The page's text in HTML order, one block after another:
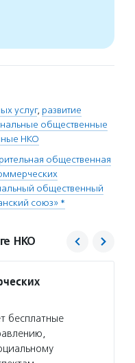
услуг, развитие
общественные
НКО
общественная
общественный
союз» *
НКО
бесплатные